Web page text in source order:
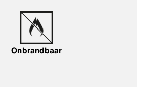
Onbrandbaar